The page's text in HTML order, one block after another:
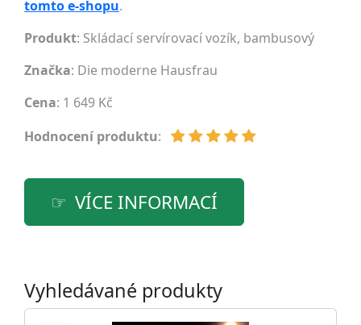
tomto e-shopu.
Produkt: Skládací servírovací vozík, bambusový
Značka: Die moderne Hausfrau
Cena: 1 649 Kč
Hodnocení produktu:
VÍCE INFORMACÍ
Vyhledávané produkty